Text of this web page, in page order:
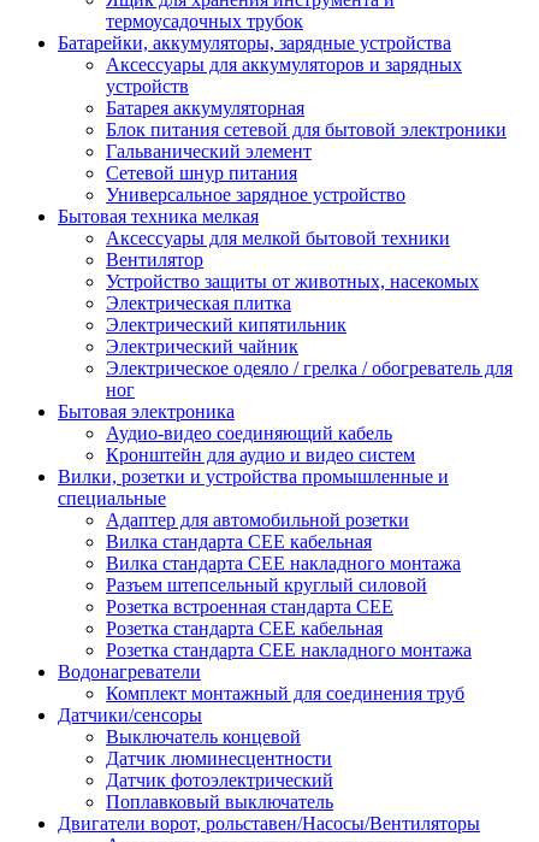
термоусадочных трубок
Батарейки, аккумуляторы, зарядные устройства
Аксессуары для аккумуляторов и зарядных
устройств
Батарея аккумуляторная
Блок питания сетевой для бытовой электроники
Гальванический элемент
Сетевой шнур питания
Универсальное зарядное устройство
Бытовая техника мелкая
Аксессуары для мелкой бытовой техники
Вентилятор
Устройство защиты от животных, насекомых
Электрическая плитка
Электрический кипятильник
Электрический чайник
Электрическое одеяло / грелка / обогреватель для
ног
Бытовая электроника
Аудио-видео соединяющий кабель
Кронштейн для аудио и видео систем
Вилки, розетки и устройства промышленные и
специальные
Адаптер для автомобильной розетки
Вилка стандарта CEE кабельная
Вилка стандарта CEE накладного монтажа
Разъем штепсельный круглый силовой
Розетка встроенная стандарта CEE
Розетка стандарта СЕЕ кабельная
Розетка стандарта СЕЕ накладного монтажа
Водонагреватели
Комплект монтажный для соединения труб
Датчики/сенсоры
Выключатель концевой
Датчик люминесцентности
Датчик фотоэлектрический
Поплавковый выключатель
Двигатели ворот, рольставен/Насосы/Вентиляторы